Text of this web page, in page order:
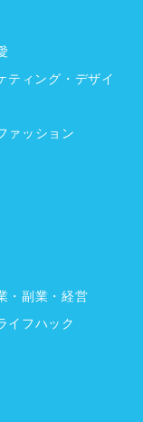
ティング・デザイ
ァッション
・副業・経営
イフハック